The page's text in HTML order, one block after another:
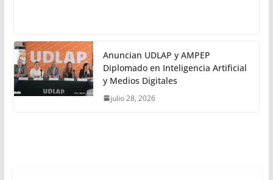
Anuncian UDLAP y AMPEP
Diplomado en Inteligencia Artificial
y Medios Digitales
julio 28, 2026